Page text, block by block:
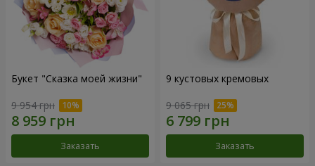
Букет "Сказка моей жизни"
9 954 грн
Заказать
9 кустовых кремовых
9 065 грн
Заказать